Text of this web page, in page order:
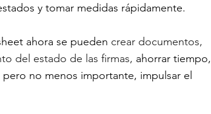
y tomar medidas rápidamente.
ahora se pueden crear documentos,
del estado de las firmas, ahorrar tiempo,
no menos importante, impulsar el